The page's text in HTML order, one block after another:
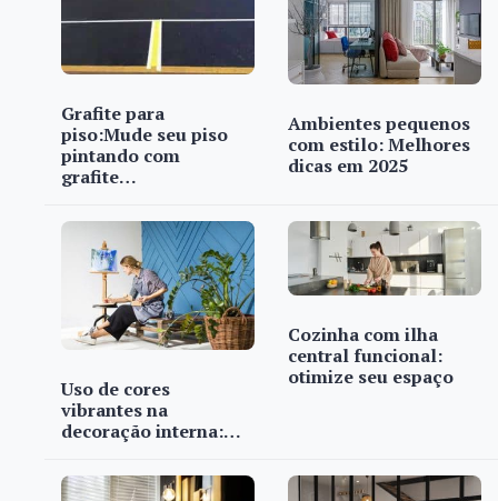
Grafite para
piso:Mude seu piso
pintando com
grafite…
Ambientes pequenos
com estilo: Melhores
dicas em 2025
Uso de cores
vibrantes na
decoração interna:…
Cozinha com ilha
central funcional:
otimize seu espaço